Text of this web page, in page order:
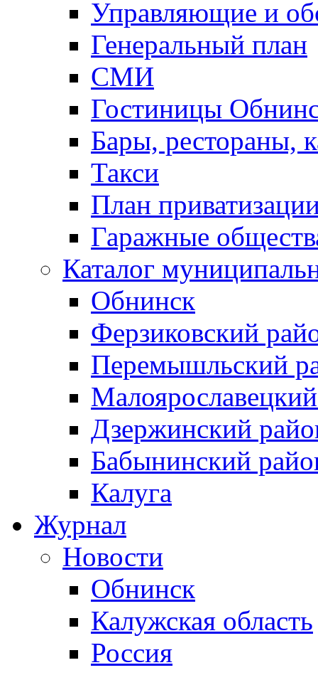
Управляющие и
Генеральный план
СМИ
Гостиницы
Бары, рестораны,
Такси
План
Гаражные
Каталог
Обнинск
Ферзиковский
Перемышльский
Дзержинский
Бабынинский
Калуга
Журнал
Новости
Обнинск
Калужская область
Россия